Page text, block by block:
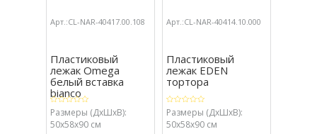
Арт.:CL-NAR-40417.00.108
Пластиковый
лежак Omega
белый вставка
bianco
Размеры (ДхШхВ):
50х58х90 см
Арт.:CL-NAR-40414.10.000
Пластиковый
лежак EDEN
тортора
Размеры (ДхШхВ):
50х58х90 см